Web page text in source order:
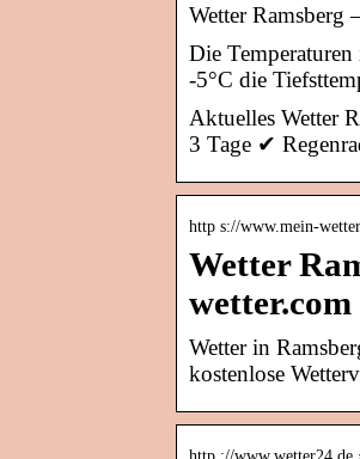
Wetter Ramsberg
Die
-5°C die
Aktuelles Wetter
3 Tage ✔
http s://www.mein-
Wetter
wetter.com
Wetter in
kostenlose